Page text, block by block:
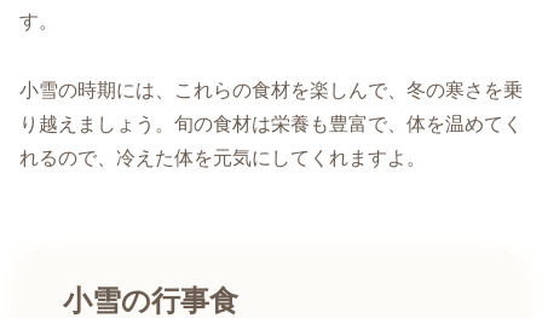
す。
小雪の時期には、これらの食材を楽しんで、冬の寒さを乗
り越えましょう。旬の食材は栄養も豊富で、体を温めてく
れるので、冷えた体を元気にしてくれますよ。
小雪の行事食